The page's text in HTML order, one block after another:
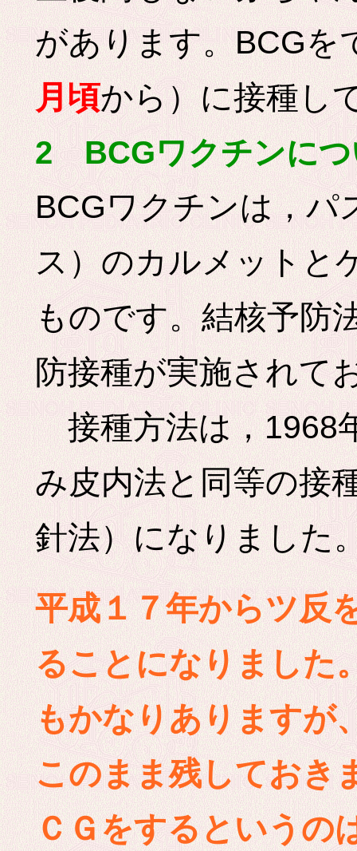
があります。BCGを
月頃から）に接種し
2 BCGワクチンにつ
BCGワクチンは，パ
ス）のカルメットと
ものです。結核予防
防接種が実施されて
接種方法は，1968
み皮内法と同等の接
針法）になりました
平成１７年からツ反
ることになりました
もかなりありますが
このまま残しておき
ＣＧをするというの